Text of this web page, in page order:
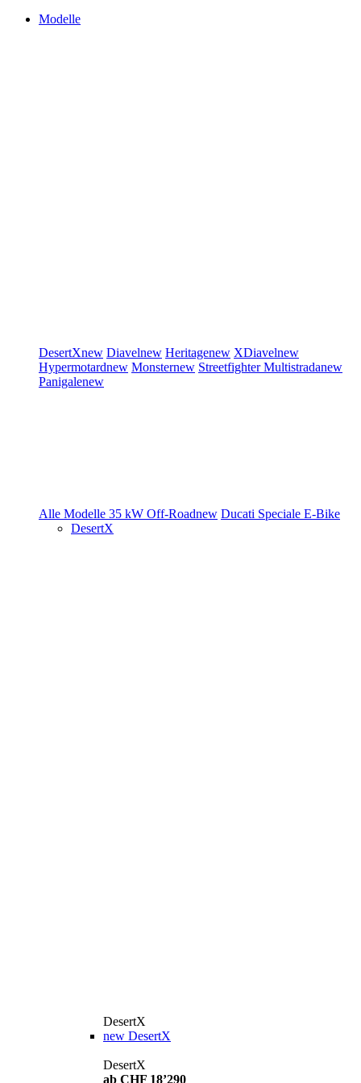
Modelle
DesertXnew Diavelnew Heritagenew XDiavelnew
Hypermotardnew Monsternew StreetfighterMultistradanew
Panigalenew
Alle Modelle 35 kW Off-Roadnew Ducati Speciale E-Bike
DesertX
DesertX
new DesertX
DesertX
ab CHF 18’290